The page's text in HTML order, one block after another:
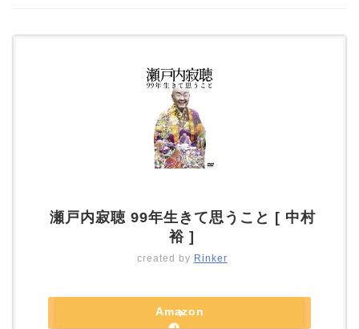
瀬戸内寂聴 99年生きて思うこと [ 中村
裕 ]
created by Rinker
Amazon